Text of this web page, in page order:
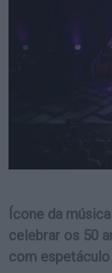
Ícone da
celebrar os 50
com espetáculo